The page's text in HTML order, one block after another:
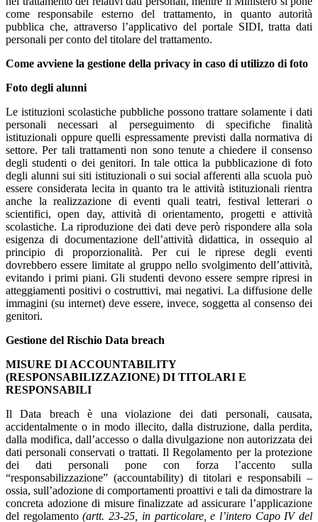
come responsabile esterno del trattamento, in quanto autorità
pubblica che, attraverso l’applicativo del portale SIDI, tratta dati
personali per conto del titolare del trattamento.
Come avviene la gestione della privacy in caso di utilizzo di foto
Foto degli alunni
Le istituzioni scolastiche pubbliche possono trattare solamente i dati
personali necessari al perseguimento di specifiche finalità
istituzionali oppure quelli espressamente previsti dalla normativa di
settore. Per tali trattamenti non sono tenute a chiedere il consenso
degli studenti o dei genitori. In tale ottica la pubblicazione di foto
degli alunni sui siti istituzionali o sui social afferenti alla scuola può
essere considerata lecita in quanto tra le attività istituzionali rientra
anche la realizzazione di eventi quali teatri, festival letterari o
scientifici, open day, attività di orientamento, progetti e attività
scolastiche. La riproduzione dei dati deve però rispondere alla sola
esigenza di documentazione dell’attività didattica, in ossequio al
principio di proporzionalità. Per cui le riprese degli eventi
dovrebbero essere limitate al gruppo nello svolgimento dell’attività,
evitando i primi piani. Gli studenti devono essere sempre ripresi in
atteggiamenti positivi o costruttivi, mai negativi. La diffusione delle
immagini (su internet) deve essere, invece, soggetta al consenso dei
genitori.
Gestione del Rischio Data breach
MISURE DI ACCOUNTABILITY
(RESPONSABILIZZAZIONE) DI TITOLARI E
RESPONSABILI
Il Data breach è una violazione dei dati personali, causata,
accidentalmente o in modo illecito, dalla distruzione, dalla perdita,
dalla modifica, dall’accesso o dalla divulgazione non autorizzata dei
dati personali conservati o trattati. Il Regolamento per la protezione
dei dati personali pone con forza l’accento sulla
“responsabilizzazione” (accountability) di titolari e responsabili –
ossia, sull’adozione di comportamenti proattivi e tali da dimostrare la
concreta adozione di misure finalizzate ad assicurare l’applicazione
del regolamento (artt. 23-25, in particolare, e l’intero Capo IV del